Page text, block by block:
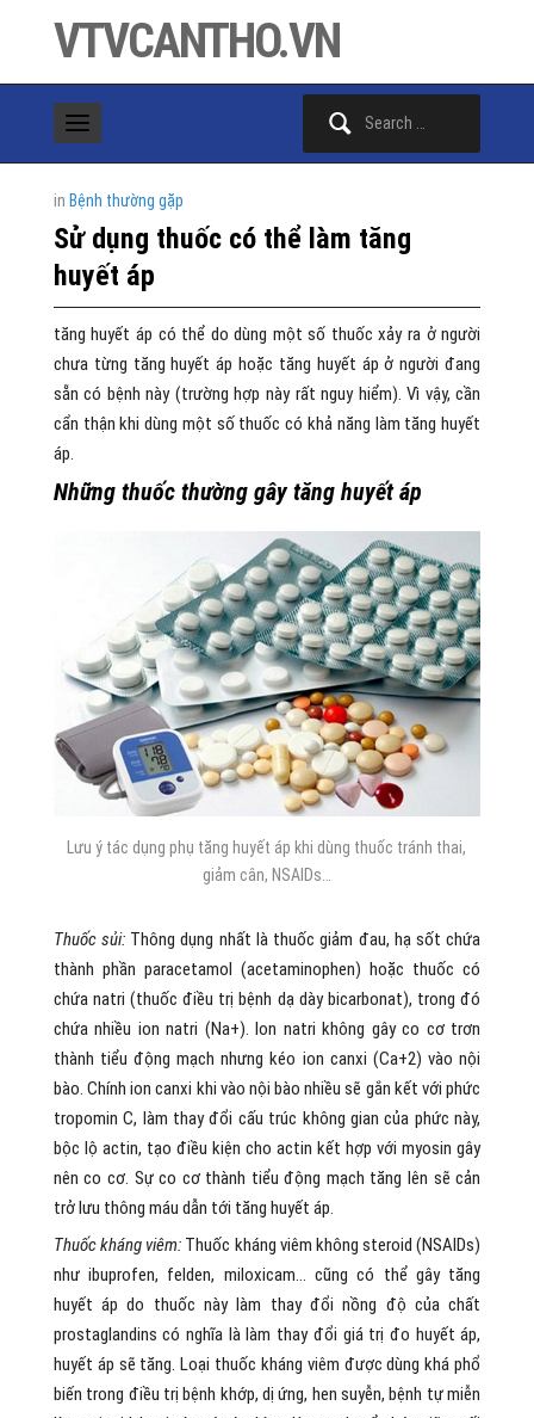
VTVCANTHO.VN
in Bệnh thường gặp
Sử dụng thuốc có thể làm tăng
huyết áp
tăng huyết áp có thể do dùng một số thuốc xảy ra ở người
chưa từng tăng huyết áp hoặc tăng huyết áp ở người đang
sẵn có bệnh này (trường hợp này rất nguy hiểm). Vì vậy, cần
cẩn thận khi dùng một số thuốc có khả năng làm tăng huyết
áp.
Những thuốc thường gây tăng huyết áp
Lưu ý tác dụng phụ tăng huyết áp khi dùng thuốc tránh thai,
giảm cân, NSAIDs…
Thuốc sủi: Thông dụng nhất là thuốc giảm đau, hạ sốt chứa
thành phần paracetamol (acetaminophen) hoặc thuốc có
chứa natri (thuốc điều trị bệnh dạ dày bicarbonat), trong đó
chứa nhiều ion natri (Na+). Ion natri không gây co cơ trơn
thành tiểu động mạch nhưng kéo ion canxi (Ca+2) vào nội
bào. Chính ion canxi khi vào nội bào nhiều sẽ gắn kết với phức
tropomin C, làm thay đổi cấu trúc không gian của phức này,
bộc lộ actin, tạo điều kiện cho actin kết hợp với myosin gây
nên co cơ. Sự co cơ thành tiểu động mạch tăng lên sẽ cản
trở lưu thông máu dẫn tới tăng huyết áp.
Thuốc kháng viêm: Thuốc kháng viêm không steroid (NSAIDs)
như ibuprofen, felden, miloxicam… cũng có thể gây tăng
huyết áp do thuốc này làm thay đổi nồng độ của chất
prostaglandins có nghĩa là làm thay đổi giá trị đo huyết áp,
huyết áp sẽ tăng. Loại thuốc kháng viêm được dùng khá phổ
biến trong điều trị bệnh khớp, dị ứng, hen suyễn, bệnh tự miễn